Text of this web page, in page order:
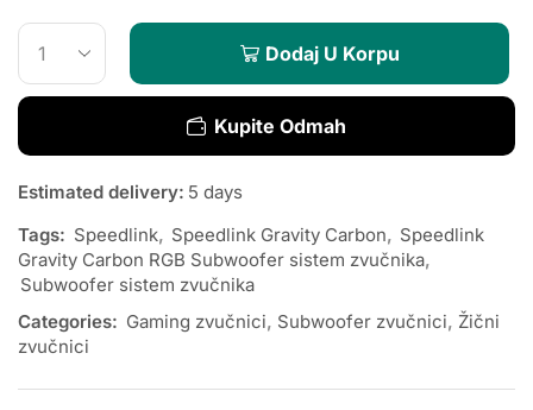
Dodaj U Korpu
Kupite Odmah
Estimated delivery: 5 days
Tags: Speedlink, Speedlink Gravity Carbon, Speedlink
Gravity Carbon RGB Subwoofer sistem zvučnika,
Subwoofer sistem zvučnika
Categories: Gaming zvučnici, Subwoofer zvučnici, Žični
zvučnici